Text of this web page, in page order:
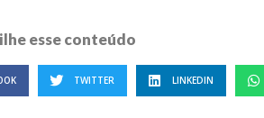
esse conteúdo
TWITTER LINKEDIN